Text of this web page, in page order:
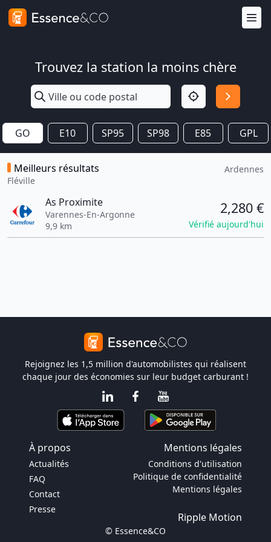
Trouvez la station la moins chère
GO E10 SP95 SP98 E85 GPL
Meilleurs résultats
Fléville
Ardennes
As Proximite
Varennes-En-Argonne
9,9 km
2,280 €
Vérifié aujourd'hui
Rejoignez les 1,5 million d'automobilistes qui réalisent
chaque jour des économies sur leur budget carburant !
À propos Mentions légales
Actualités
FAQ
Contact
Presse
Conditions d'utilisation
Politique de confidentialité
Mentions légales
Ripple Motion
© Essence&CO